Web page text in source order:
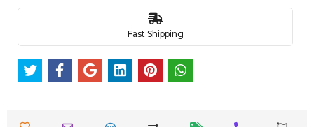
Fast Shipping